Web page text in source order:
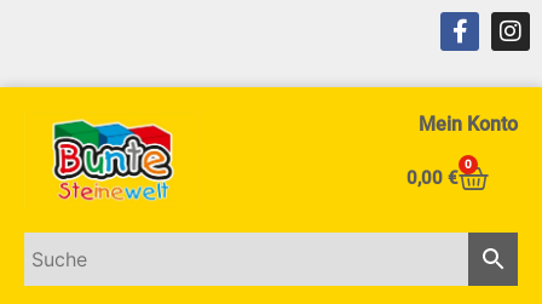
Mein Konto
0,00 €
0